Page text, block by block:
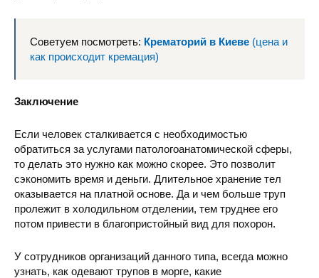
Советуем посмотреть: Крематорий в Киеве (цена и
как происходит кремация)
Заключение
Если человек сталкивается с необходимостью
обратиться за услугами патологоанатомической сферы,
то делать это нужно как можно скорее. Это позволит
сэкономить время и деньги. Длительное хранение тел
оказывается на платной основе. Да и чем больше труп
пролежит в холодильном отделении, тем труднее его
потом привести в благопристойный вид для похорон.
У сотрудников организаций данного типа, всегда можно
узнать, как одевают трупов в морге, какие